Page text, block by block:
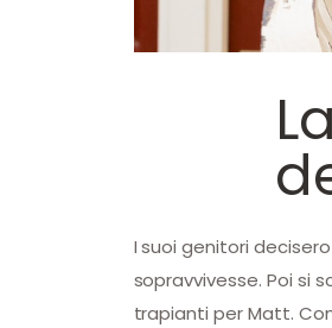
I suoi genitori
sopravvivesse. Poi si
trapianti per Matt.